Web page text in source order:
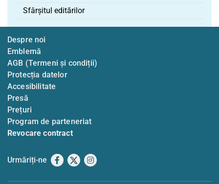
Sfârșitul editărilor
Despre noi
Emblemă
AGB (Termeni și condiții)
Protecția datelor
Accesibilitate
Presă
Prețuri
Program de parteneriat
Revocare contract
Urmăriți-ne Facebook
X Instagram